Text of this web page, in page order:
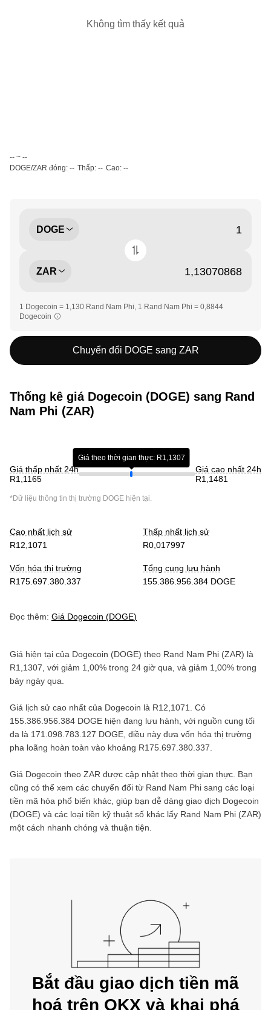
Không tìm thấy kết quả
-- ~ --
DOGE/ZAR đóng: -- Thấp: -- Cao: --
DOGE
ZAR
1 Dogecoin = 1,130 Rand Nam Phi, 1 Rand Nam Phi = 0,8844
Dogecoin
Chuyển đổi DOGE sang ZAR
Thống kê giá Dogecoin (DOGE) sang Rand
Nam Phi (ZAR)
Giá thấp nhất 24h
R1,1165
Giá theo thời gian thực: R1,1307
Giá cao nhất 24h
R1,1481
*Dữ liệu thông tin thị trường DOGE hiện tại.
Cao nhất lịch sử
R12,1071
Thấp nhất lịch sử
R0,017997
Vốn hóa thị trường
R175.697.380.337
Tổng cung lưu hành
155.386.956.384 DOGE
Đọc thêm: Giá Dogecoin (DOGE)
Giá hiện tại của Dogecoin (DOGE) theo Rand Nam Phi (ZAR) là
R1,1307 , với giảm 1,00% trong 24 giờ qua, và giảm 1,00% trong
bảy ngày qua.
Giá lịch sử cao nhất của Dogecoin là R12,1071
. Có
155.386.956.384 DOGE hiện đang lưu hành, với nguồn cung tối
đa là 171.098.783.127 DOGE , điều này đưa vốn hóa thị trường
pha loãng hoàn toàn vào khoảng R175.697.380.337
Giá Dogecoin theo ZAR được cập nhật theo thời gian thực. Bạn
cũng có thể xem các chuyển đổi từ Rand Nam Phi sang các loại
tiền mã hóa phổ biến khác, giúp bạn dễ dàng giao dịch Dogecoin
(DOGE) và các loại tiền kỹ thuật số khác lấy Rand Nam Phi (ZAR)
một cách nhanh chóng và thuận tiện.
Bắt đầu giao dịch tiền mã
hoá trên OKX và khai phá